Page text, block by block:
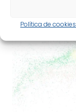
Política de cookies